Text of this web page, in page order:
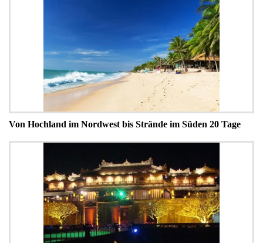
Von Hochland im Nordwest bis Strände im Süden 20 Tage